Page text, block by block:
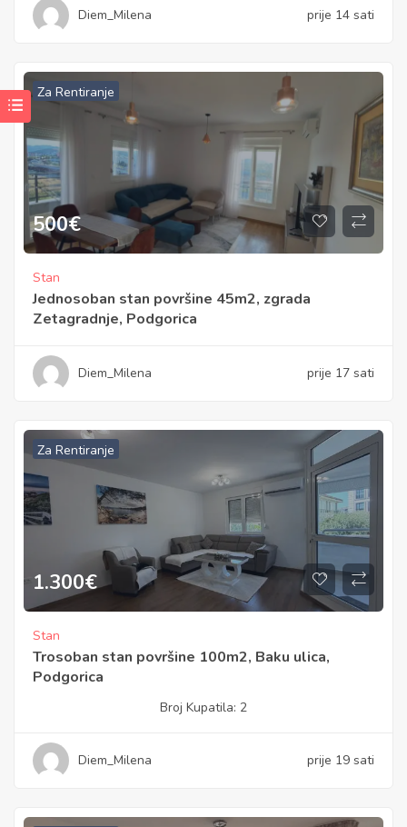
Diem_Milena prije 14 sati
Za Rentiranje
500€
Stan
Jednosoban stan površine 45m2, zgrada
Zetagradnje, Podgorica
Diem_Milena prije 17 sati
Za Rentiranje
1.300€
Stan
Trosoban stan površine 100m2, Baku ulica,
Podgorica
Broj Kupatila: 2
Diem_Milena prije 19 sati